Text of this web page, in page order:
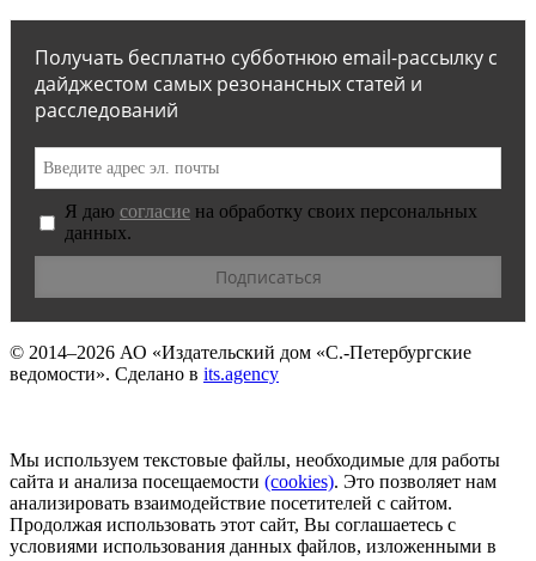
Получать бесплатно субботнюю email-рассылку с
дайджестом самых резонансных статей и
расследований
Я даю согласие на обработку своих персональных
данных.
© 2014–2026 АО «Издательский дом «С.-Петербургские
ведомости». Сделано в its.agency
Мы используем текстовые файлы, необходимые для работы
сайта и анализа посещаемости (сookies). Это позволяет нам
анализировать взаимодействие посетителей с сайтом.
Продолжая использовать этот сайт, Вы соглашаетесь с
условиями использования данных файлов, изложенными в